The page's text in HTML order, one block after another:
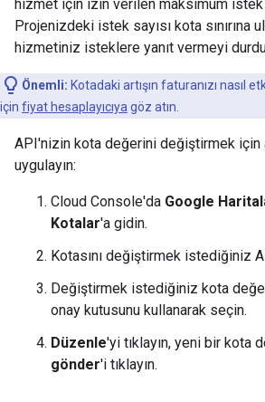
hizmet için izin verilen maksimum istek
Projenizdeki istek sayısı kota sınırına
hizmetiniz isteklere yanıt vermeyi
Önemli: Kotadaki artışın faturanızı nasıl
için fiyat hesaplayıcıya göz atın.
API'nizin kota değerini değiştirmek için
uygulayın:
Cloud Console'da Google
Kotalar'a gidin.
Kotasını değiştirmek istediğiniz
Değiştirmek istediğiniz kota
onay kutusunu kullanarak seçin.
Düzenle'yi tıklayın, yeni bir kota
gönder'i tıklayın.